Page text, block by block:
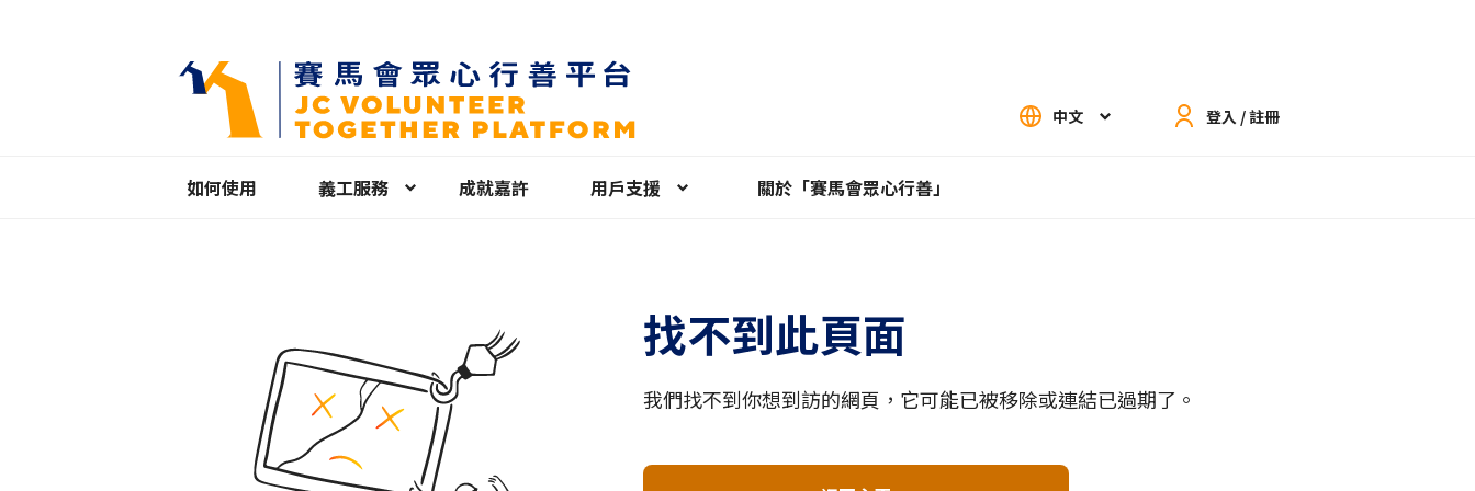
中文 登入 / 註冊
如何使用 義工服務 成就嘉許 用戶支援 關於「賽馬會眾心行善」
找不到此頁面
我們找不到你想到訪的網頁，它可能已被移除或連結已過期了。